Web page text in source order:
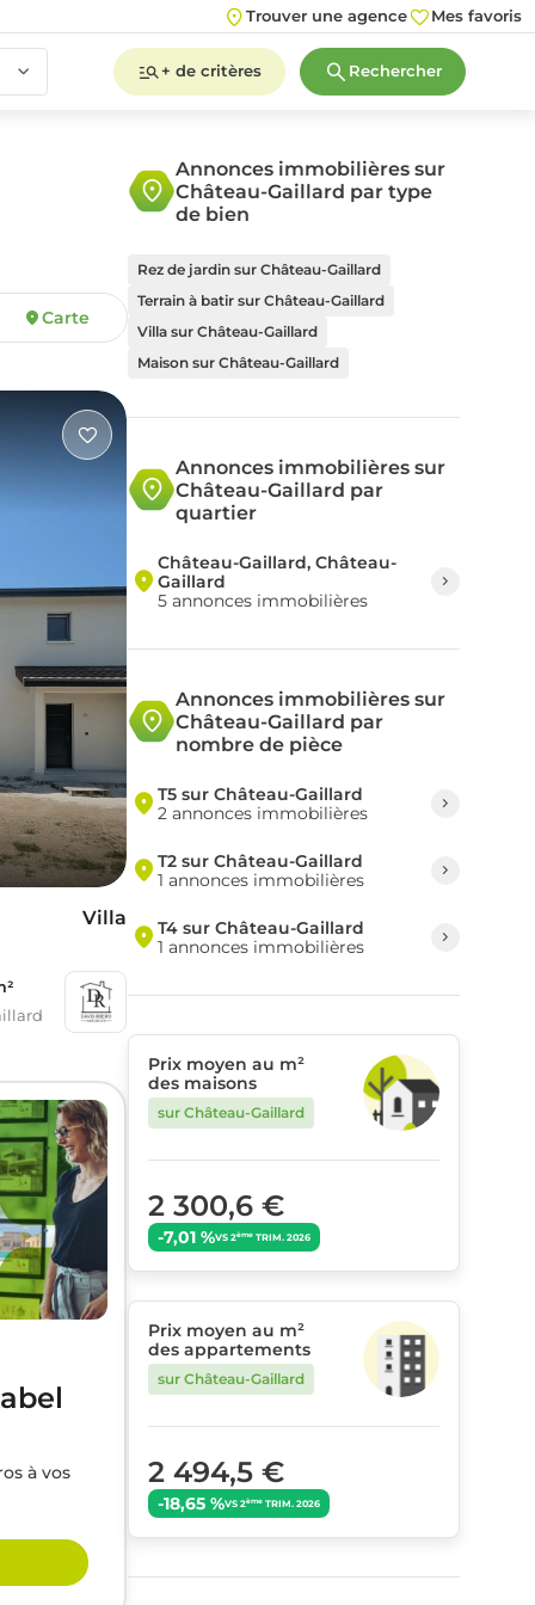
Trouver une agence Mes favoris
5+
2 3 4 5+
+ de critères Rechercher
Carte
Villa
à vos
Annonces immobilières sur
Château-Gaillard par type
de bien
Rez de jardin sur Château-Gaillard
Terrain à batir sur Château-Gaillard
Villa sur Château-Gaillard
Maison sur Château-Gaillard
Annonces immobilières sur
Château-Gaillard par
quartier
Château-Gaillard, Château-
Gaillard
5 annonces immobilières
Annonces immobilières sur
Château-Gaillard par
nombre de pièce
T5 sur Château-Gaillard
2 annonces immobilières
T2 sur Château-Gaillard
1 annonces immobilières
T4 sur Château-Gaillard
1 annonces immobilières
Prix moyen au m²
des maisons
sur Château-Gaillard
2 300,6 €
-7,01 %VS 2èmeTRIM. 2026
Prix moyen au m²
des appartements
sur Château-Gaillard
2 494,5 €
-18,65 %VS 2èmeTRIM. 2026